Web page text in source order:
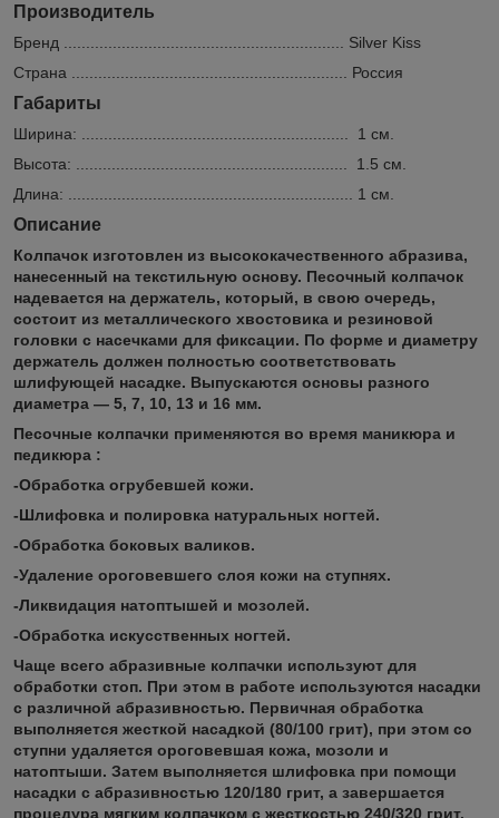
Производитель
Бренд ............................................................... Silver Kiss
Страна .............................................................. Россия
Габариты
Ширина: ............................................................ 1 см.
Высота: ............................................................. 1.5 см.
Длина: ................................................................ 1 см.
Описание
Колпачок изготовлен из высококачественного абразива,
нанесенный на текстильную основу. Песочный колпачок
надевается на держатель, который, в свою очередь,
состоит из металлического хвостовика и резиновой
головки с насечками для фиксации. По форме и диаметру
держатель должен полностью соответствовать
шлифующей насадке. Выпускаются основы разного
диаметра — 5, 7, 10, 13 и 16 мм.
Песочные колпачки применяются во время маникюра и
педикюра :
-Обработка огрубевшей кожи.
-Шлифовка и полировка натуральных ногтей.
-Обработка боковых валиков.
-Удаление ороговевшего слоя кожи на ступнях.
-Ликвидация натоптышей и мозолей.
-Обработка искусственных ногтей.
Чаще всего абразивные колпачки используют для
обработки стоп. При этом в работе используются насадки
с различной абразивностью. Первичная обработка
выполняется жесткой насадкой (80/100 грит), при этом со
ступни удаляется ороговевшая кожа, мозоли и
натоптыши. Затем выполняется шлифовка при помощи
насадки с абразивностью 120/180 грит, а завершается
процедура мягким колпачком с жесткостью 240/320 грит.